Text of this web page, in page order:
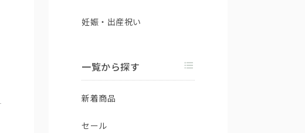
妊娠・出産祝い
一覧から探す
新着商品
セール